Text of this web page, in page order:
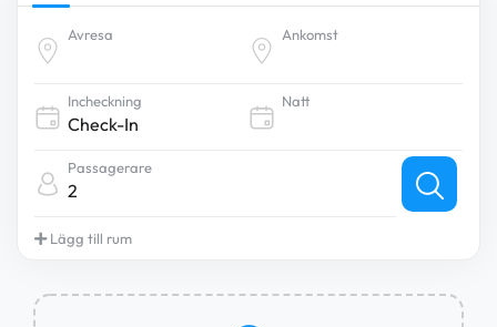
Avresa Ankomst
Incheckning Natt
Passagerare
2
Lägg till rum